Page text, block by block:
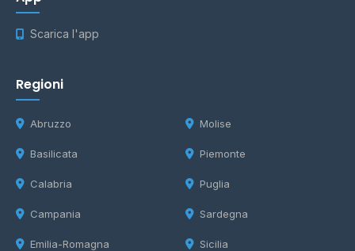
Scarica l'app
Regioni
Abruzzo
Basilicata
Calabria
Campania
Emilia-Romagna
Molise
Piemonte
Puglia
Sardegna
Sicilia